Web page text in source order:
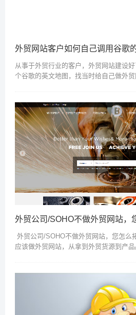
从事于外贸行业的客户，外贸网站建设
个谷歌的英文地图，找当时给自己做外
外贸公司/SOHO不做外贸网站，
外贸公司/SOHO不做外贸网站，您怎么
应该做外贸网站，从拿到外贸货源到产品